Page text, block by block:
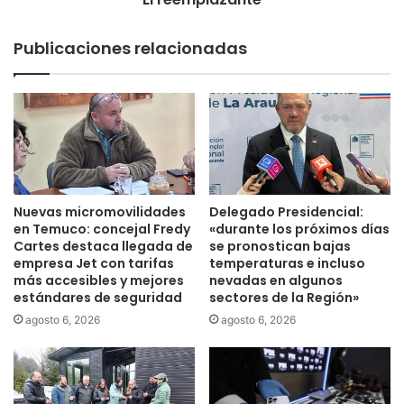
t
r
o
a
d
o
p
o
r
C
A
M
e
n
a
m
i
t
e
Publicaciones relacionadas
Nuevas micromovilidades
en Temuco: concejal Fredy
Cartes destaca llegada de
empresa Jet con tarifas
más accesibles y mejores
estándares de seguridad
agosto 6, 2026
Delegado Presidencial:
«durante los próximos días
se pronostican bajas
temperaturas e incluso
nevadas en algunos
sectores de la Región»
agosto 6, 2026